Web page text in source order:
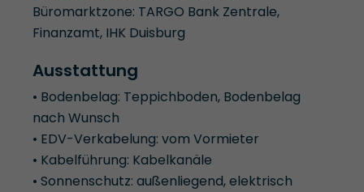
Büromarktzone: TARGO Bank Zentrale,
Finanzamt, IHK Duisburg
Ausstattung
• Bodenbelag: Teppichboden, Bodenbelag
nach Wunsch
• EDV-Verkabelung: vom Vormieter
• Kabelführung: Kabelkanäle
• Sonnenschutz: außenliegend, elektrisch